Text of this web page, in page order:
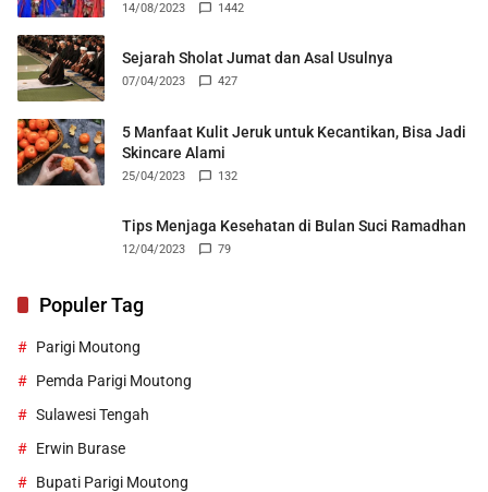
14/08/2023 1442
Sejarah Sholat Jumat dan Asal Usulnya
07/04/2023 427
5 Manfaat Kulit Jeruk untuk Kecantikan, Bisa Jadi
Skincare Alami
25/04/2023 132
Tips Menjaga Kesehatan di Bulan Suci Ramadhan
12/04/2023 79
Populer Tag
Parigi Moutong
Pemda Parigi Moutong
Sulawesi Tengah
Erwin Burase
Bupati Parigi Moutong